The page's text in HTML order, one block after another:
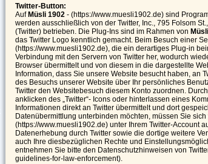
Twitter-Button:
Auf Müsli 1902 - (https://www.muesli1902.de) sind
werden ausschließlich von der Twitter, Inc., 795 Folsom
(Twitter) betrieben. Die Plug-Ins sind im Rahmen von
das Twitter Logo kenntlich gemacht. Beim Besuch einer
(https://www.muesli1902.de), die ein derartiges Plug-in
Verbindung mit den Servern von Twitter her, wodurch
Browser übermittelt und von diesem in die dargestellte
Information, dass Sie unsere Website besucht haben, an
des Besuchs unserer Website über Ihr persönliches
Twitter den Websitebesuch diesem Konto zuordnen.
anklicken des „Twitter“- Icons oder hinterlassen eines
Informationen direkt an Twitter übermittelt und dort
Datenübermittlung unterbinden möchten, müssen Sie
(https://www.muesli1902.de) unter Ihrem Twitter-Account
Datenerhebung durch Twitter sowie die dortige weitere
auch Ihre diesbezüglichen Rechte und
entnehmen Sie bitte den Datenschutzhinweisen von
guidelines-for-law-enforcement).